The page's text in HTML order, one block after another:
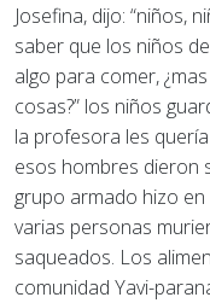
Josefina, dijo: “niños,
saber que los niños
algo para comer,
cosas?” los niños
la profesora les quería
esos hombres dieron
grupo armado hizo
varias personas
saqueados. Los
comunidad Yavi-